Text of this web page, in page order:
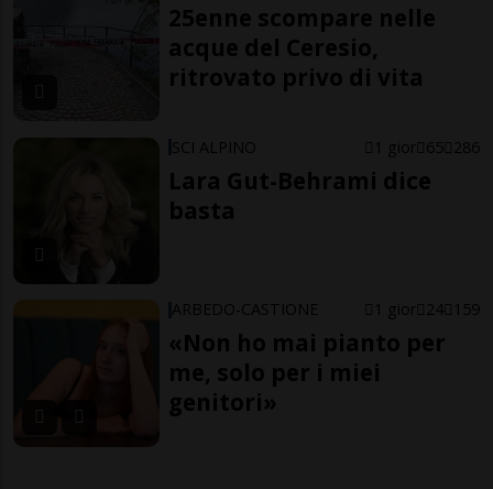
25enne scompare nelle
acque del Ceresio,
ritrovato privo di vita
SCI ALPINO 1 gior 65 286
Lara Gut-Behrami dice
basta
ARBEDO-CASTIONE 1 gior 24 159
«Non ho mai pianto per
me, solo per i miei
genitori»